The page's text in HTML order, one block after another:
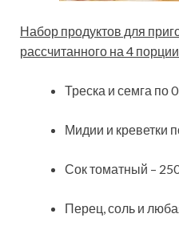
Набор продуктов для
рассчитанного на 4
Треска и семга по
Мидии и креветки
Сок томатный –
Перец, соль и